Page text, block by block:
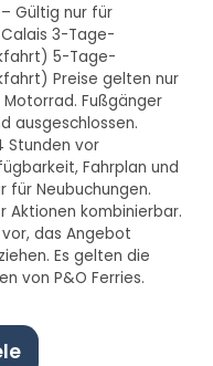
Gültig nur für
3-Tage-
5-Tage-
Preise gelten nur
Fußgänger
ausgeschlossen.
Stunden vor
Fahrplan und
für Neubuchungen.
Aktionen kombinierbar.
das Angebot
Es gelten die
von P&O Ferries.